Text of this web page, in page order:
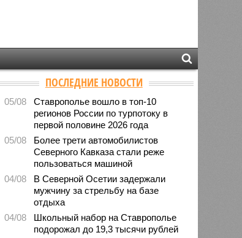
ПОСЛЕДНИЕ НОВОСТИ
05/08
Ставрополье вошло в топ-10
регионов России по турпотоку в
первой половине 2026 года
05/08
Более трети автомобилистов
Северного Кавказа стали реже
пользоваться машиной
04/08
В Северной Осетии задержали
мужчину за стрельбу на базе
отдыха
04/08
Школьный набор на Ставрополье
подорожал до 19,3 тысячи рублей